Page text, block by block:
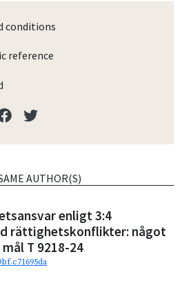
conditions
reference
AUTHOR(S)
enligt 3:4
rättighetskonflikter: något
T 9218-24